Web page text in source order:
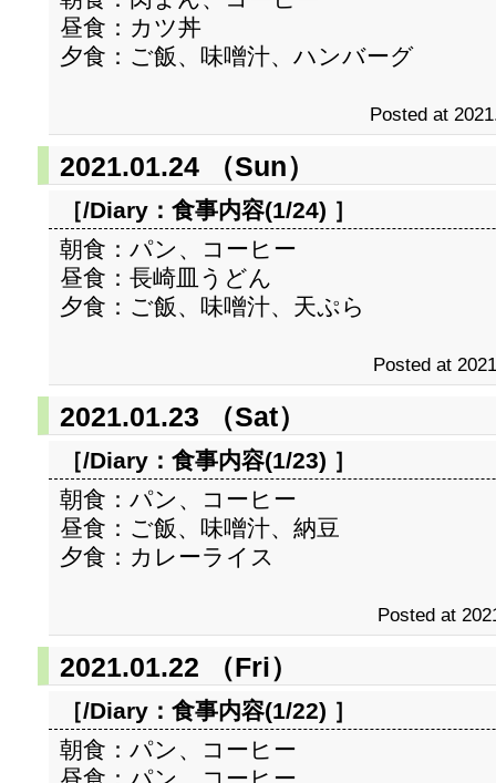
昼食：カツ丼
夕食：ご飯、味噌汁、ハンバーグ
Posted at
2021.01.24 （Sun）
［/Diary： 食事内容(1/24) ］
朝食：パン、コーヒー
昼食：長崎皿うどん
夕食：ご飯、味噌汁、天ぷら
Posted at
2021.01.23 （Sat）
［/Diary： 食事内容(1/23) ］
朝食：パン、コーヒー
昼食：ご飯、味噌汁、納豆
夕食：カレーライス
Posted at
2021.01.22 （Fri）
［/Diary： 食事内容(1/22) ］
朝食：パン、コーヒー